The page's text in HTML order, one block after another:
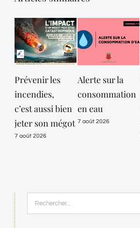
Prévenir les
incendies,
c’est aussi bien
jeter son mégot
7 août 2026
Alerte sur la
consommation
en eau
7 août 2026